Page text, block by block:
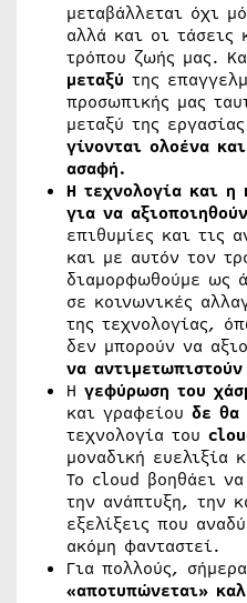
μεταβάλλεται όχι
αλλά και οι τάσεις
τρόπου ζωής μας.
μεταξύ της
προσωπικής μας
μεταξύ της
γίνονται ολοένα
ασαφή.
Η τεχνολογία και η
για να αξιοποιηθούν
επιθυμίες και τις
και με αυτόν τον
διαμορφωθούμε ως
σε κοινωνικές
της τεχνολογίας,
δεν μπορούν να
να
Η γεφύρωση του
και γραφείου δε θα
τεχνολογία του
μοναδική ευελιξία
Το cloud βοηθάει
την ανάπτυξη, την
εξελίξεις που
ακόμη φανταστεί.
Για πολλούς,
«αποτυπώνεται»